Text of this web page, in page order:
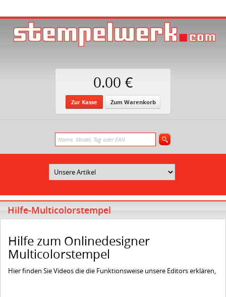
0.00 €
Zur Kasse Zum Warenkorb
Hilfe-Multicolorstempel
Hilfe zum Onlinedesigner
Multicolorstempel
Hier finden Sie Videos die die Funktionsweise unsere Editors erklären,